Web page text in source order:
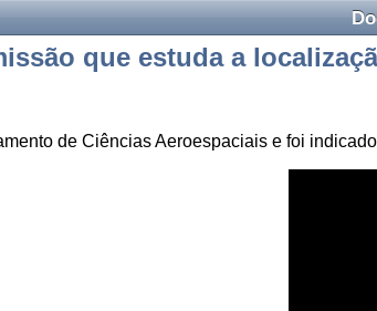
que estuda a
de Ciências Aeroespaciais e foi